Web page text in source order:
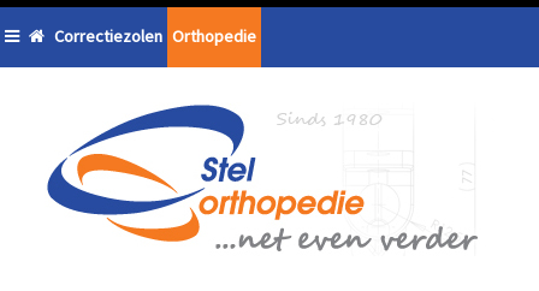
Correctiezolen Orthopedie